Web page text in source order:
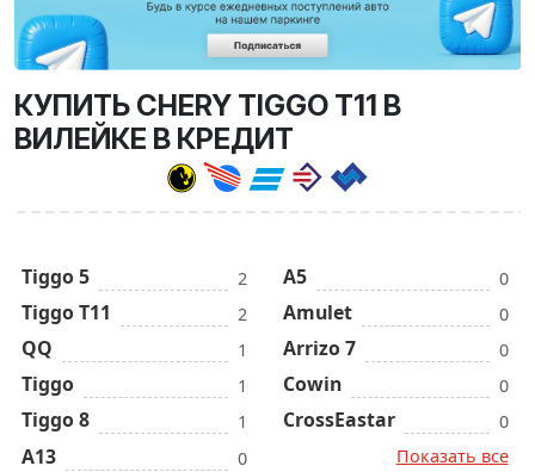
КУПИТЬ CHERY TIGGO T11 В
ВИЛЕЙКЕ В КРЕДИТ
Tiggo 5 2
Tiggo T11 2
QQ 1
Tiggo 1
Tiggo 8 1
A13 0
A5 0
Amulet 0
Arrizo 7 0
Cowin 0
CrossEastar
0
Показать все